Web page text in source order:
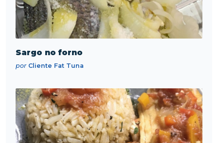
Sargo no forno
porCliente Fat Tuna